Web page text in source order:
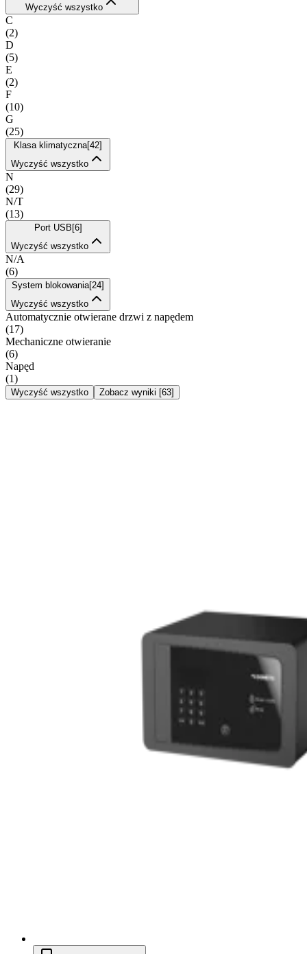
Wyczyść wszystko
C
(2)
D
(5)
E
(2)
F
(10)
G
(25)
Klasa klimatyczna[42]
Wyczyść wszystko
N
(29)
N/T
(13)
Port USB [6]
Wyczyść wszystko
N/A
(6)
System blokowania[24]
Wyczyść wszystko
Automatycznie otwierane drzwi z napędem
(17)
Mechaniczne otwieranie
(6)
Napęd
(1)
Wyczyść wszystko Zobacz wyniki [63]